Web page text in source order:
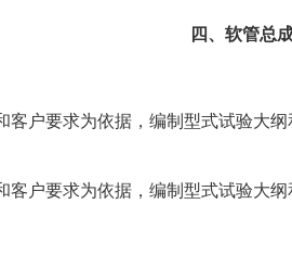
四、软管总
要求为依据，编制型式试验大纲
要求为依据，编制型式试验大纲